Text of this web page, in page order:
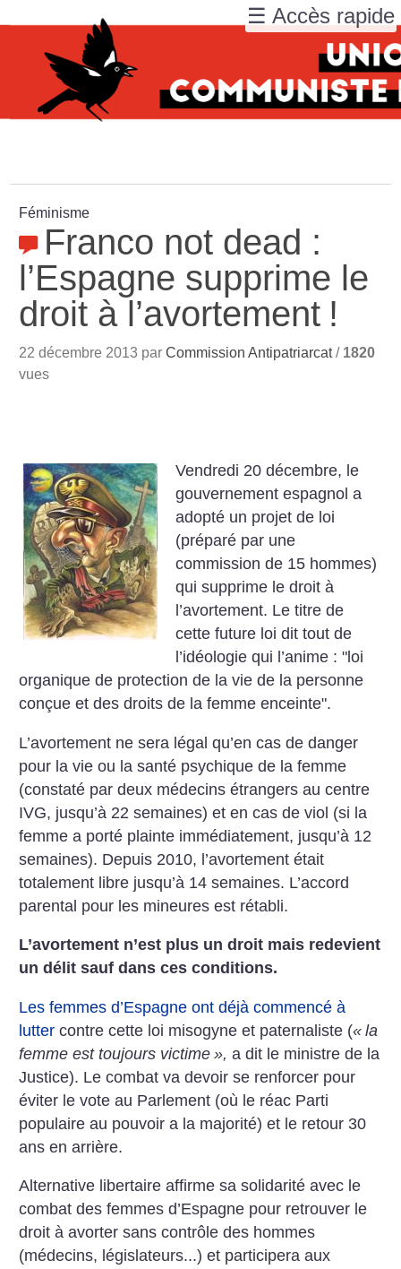
Féminisme
Franco not dead :
l’Espagne supprime le
droit à l’avortement !
22 décembre 2013 parCommission Antipatriarcat/ 1820
vues
Vendredi 20 décembre, le
gouvernement espagnol a
adopté un projet de loi
(préparé par une
commission de 15 hommes)
qui supprime le droit à
l’avortement. Le titre de
cette future loi dit tout de
l’idéologie qui l’anime : "loi
organique de protection de la vie de la personne
conçue et des droits de la femme enceinte".
L’avortement ne sera légal qu’en cas de danger
pour la vie ou la santé psychique de la femme
(constaté par deux médecins étrangers au centre
IVG, jusqu’à 22 semaines) et en cas de viol (si la
femme a porté plainte immédiatement, jusqu’à 12
semaines). Depuis 2010, l’avortement était
totalement libre jusqu’à 14 semaines. L’accord
parental pour les mineures est rétabli.
L’avortement n’est plus un droit mais redevient
un délit sauf dans ces conditions.
Les femmes d’Espagne ont déjà commencé à
lutter contre cette loi misogyne et paternaliste (« la
femme est toujours victime »,a dit le ministre de la
Justice). Le combat va devoir se renforcer pour
éviter le vote au Parlement (où le réac Parti
populaire au pouvoir a la majorité) et le retour 30
ans en arrière.
Alternative libertaire affirme sa solidarité avec le
combat des femmes d’Espagne pour retrouver le
droit à avorter sans contrôle des hommes
(médecins, législateurs...) et participera aux
☰ Accès rapide